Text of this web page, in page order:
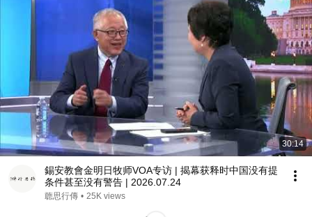
30:14
錫安教會金明日牧师VOA专访 | 揭幕获释时中国没有提
条件甚至没有警告 | 2026.07.24
聼思行傳 • 25K views